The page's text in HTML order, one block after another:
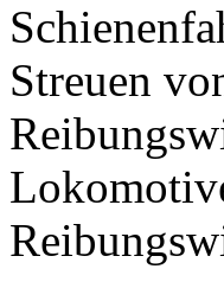
Streuen